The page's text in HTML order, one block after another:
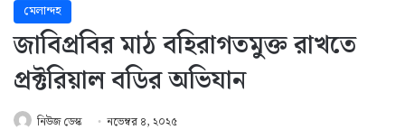
মেলান্দহ
জাবিপ্রবির মাঠ বহিরাগতমুক্ত রাখতে
প্রক্টরিয়াল বডির অভিযান
নিউজ ডেস্ক নভেম্বর ৪, ২০২৫